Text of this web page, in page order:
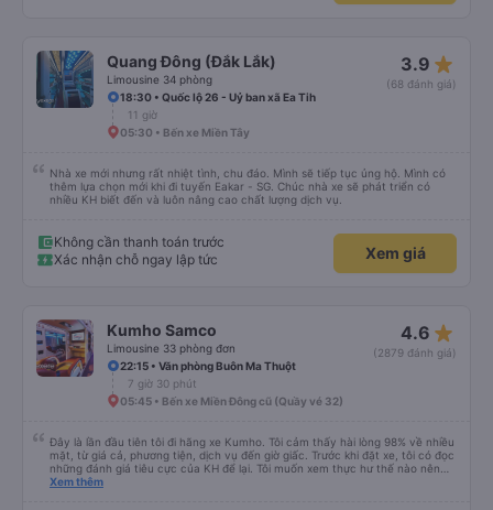
Quang Đông (Đắk Lắk)
Limousine 34 phòng
3.9 star_rate
(68 đánh giá)
18:30 • Quốc lộ 26 - Uỷ ban xã Ea Tih
11 giờ
05:30 • Bến xe Miền Tây
Nhà xe mới nhưng rất nhiệt tình, chu đáo. Mình sẽ tiếp tục ủng hộ. Mình có
thêm lựa chọn mới khi đi tuyến Eakar - SG. Chúc nhà xe sẽ phát triển có
nhiều KH biết đến và luôn nâng cao chất lượng dịch vụ.
Không cần thanh toán trước
Xác nhận chỗ ngay lập tức
Xem giá
Kumho Samco
Limousine 33 phòng đơn
4.6 star_rate
(2879 đánh giá)
22:15 • Văn phòng Buôn Ma Thuột
7 giờ 30 phút
05:45 • Bến xe Miền Đông cũ (Quầy vé 32)
Đây là lần đầu tiên tôi đi hãng xe Kumho. Tôi cảm thấy hài lòng 98% về nhiều
mặt, từ giá cả, phương tiện, dịch vụ đến giờ giấc. Trước khi đặt xe, tôi có đọc
những đánh giá tiêu cực của KH để lại. Tôi muốn xem thực hư thế nào nên
thử 1 lần cho biết. Có thể do tôi may mắn, tôi đã 0 gặp phải những điều tệ
Xem thêm